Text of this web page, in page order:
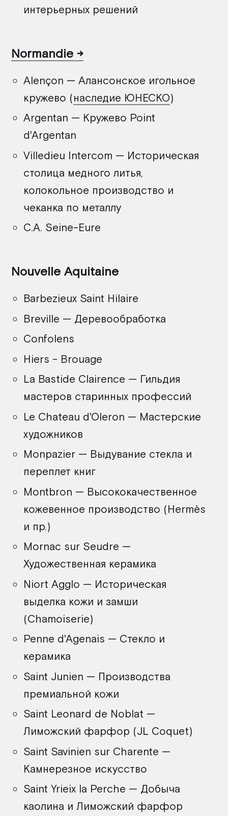
интерьерных решений
Normandie
Alençon — Алансонское игольное
кружево (наследие ЮНЕСКО)
Argentan — Кружево Point
d'Argentan
Villedieu Intercom — Историческая
столица медного литья,
колокольное производство и
чеканка по металлу
C.A. Seine-Eure
Nouvelle Aquitaine
Barbezieux Saint Hilaire
Breville — Деревообработка
Confolens
Hiers - Brouage
La Bastide Clairence — Гильдия
мастеров старинных профессий
Le Chateau d'Oleron — Мастерские
художников
Monpazier — Выдувание стекла и
переплет книг
Montbron — Высококачественное
кожевенное производство (Hermès
и пр.)
Mornac sur Seudre —
Художественная керамика
Niort Agglo — Историческая
выделка кожи и замши
(Chamoiserie)
Penne d'Agenais — Стекло и
керамика
Saint Junien — Производства
премиальной кожи
Saint Leonard de Noblat —
Лиможский фарфор (JL Coquet)
Saint Savinien sur Charente —
Камнерезное искусство
Saint Yrieix la Perche — Добыча
каолина и Лиможский фарфор